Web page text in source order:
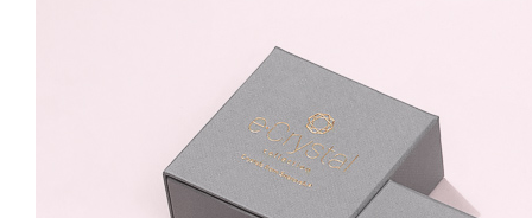
cu rodiu cu cristale
Swarovski® Xirius Chain
6mm Silver Night